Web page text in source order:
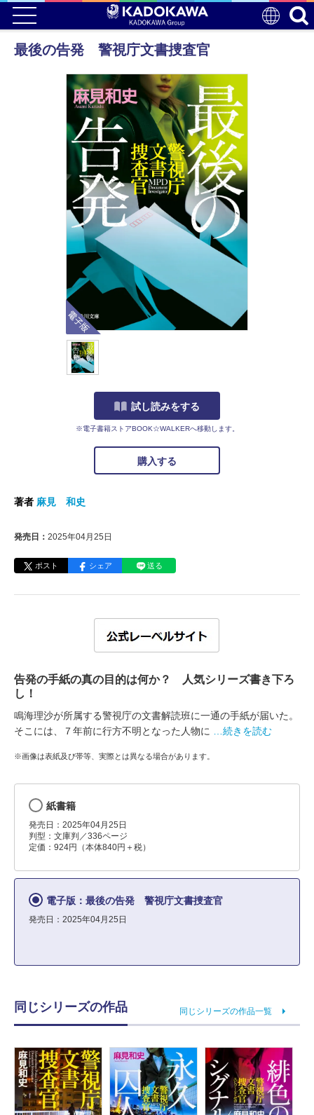
最後の告発 警視庁文書捜査官
試し読みをする
※電子書籍ストアBOOK☆WALKERへ移動します。
購入する
著者 麻見 和史
発売日： 2025年04月25日
ポスト シェア 送る
告発の手紙の真の目的は何か？ 人気シリーズ書き下ろ
し！
鳴海理沙が所属する警視庁の文書解読班に一通の手紙が届いた。
そこには、７年前に行方不明となった人物に
…続きを読む
※画像は表紙及び帯等、実際とは異なる場合があります。
紙書籍
発売日：2025年04月25日
判型：文庫判／336ページ
定価：924円（本体840円＋税）
電子版：最後の告発 警視庁文書捜査官
発売日：2025年04月25日
同じシリーズの作品 同じシリーズの作品一覧